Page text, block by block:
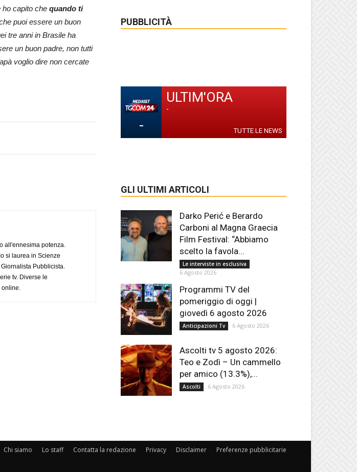
ho capito che quando ti
puoi essere un buon
tre anni in Brasile ha
un buon padre, non tutti
voglio dire non cercate
all'ennesima potenza.
si laurea in Scienze
Pubblicista.
tv. Diverse le
PUBBLICITÀ
-
ULTIM'ORA
-
TUTTE LE NEWS
GLI ULTIMI ARTICOLI
Darko Perić e Berardo
Carboni al Magna Graecia
Film Festival: “Abbiamo
scelto la favola...
Le interviste in esclusiva
6 Agosto 2026
Programmi TV del
pomeriggio di oggi |
giovedì 6 agosto 2026
Anticipazioni Tv 6 Agosto 2026
Ascolti tv 5 agosto 2026:
Teo e Zodì – Un cammello
per amico (13.3%),...
Ascolti 6 Agosto 2026
Chi siamo Lo staff Contatta la redazione Privacy Disclaimer Preferenze pubblicitarie